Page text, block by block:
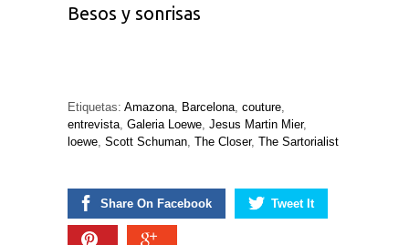
Besos y sonrisas
Etiquetas: Amazona Barcelona couture
entrevista Galeria Loewe Jesus Martin Mier,
loewe Scott Schuman The Closer, The Sartorialist
Share On Facebook Tweet It